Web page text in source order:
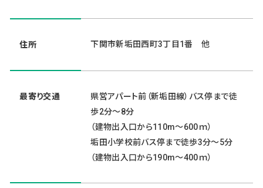
住所 下関市新垢田西町3丁目1番 他
最寄り交通
県営アパート前（新垢田線）バス停まで徒
歩2分～8分
（建物出入口から110m～600ｍ）
垢田小学校前バス停まで徒歩3分～5分
（建物出入口から190m～400ｍ）